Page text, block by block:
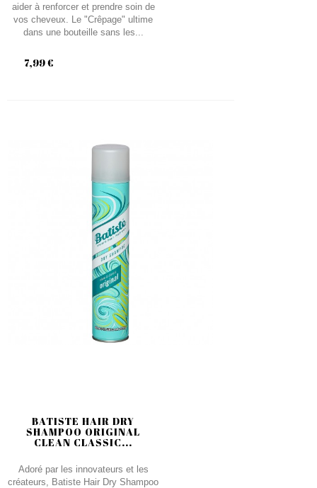
aider à renforcer et prendre soin de
vos cheveux. Le "Crêpage" ultime
dans une bouteille sans les...
7,99 €
BATISTE HAIR DRY
SHAMPOO ORIGINAL
CLEAN CLASSIC...
Adoré par les innovateurs et les
créateurs, Batiste Hair Dry Shampoo